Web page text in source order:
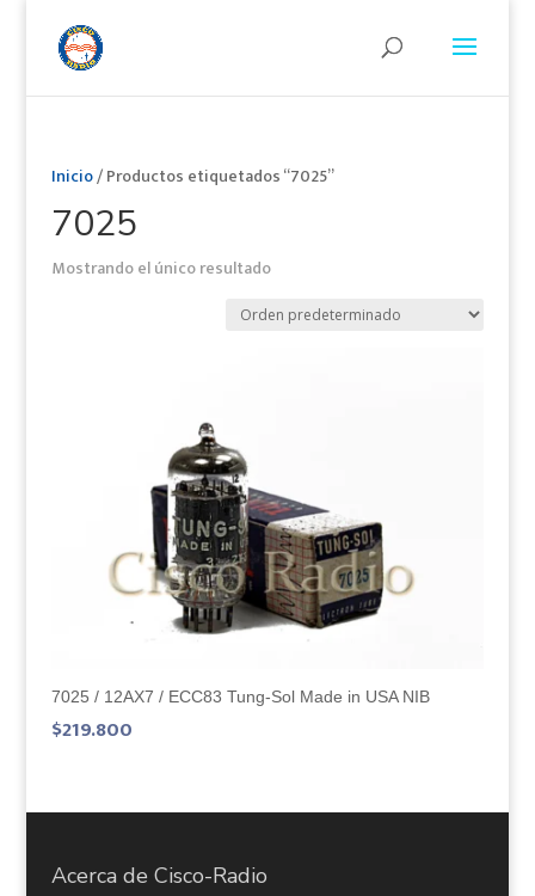
Inicio/ Productos etiquetados “7025”
7025
Mostrando el único resultado
7025 / 12AX7 / ECC83 Tung-Sol Made in USA NIB
$219.800
Acerca de Cisco-Radio